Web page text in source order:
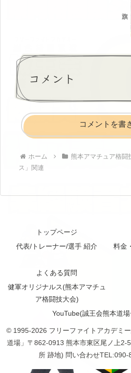
旗
コメント
コメントを書
ホーム
熊本アマチュア格闘
ス」関連
トップページ
代表/トレーナー/選手 紹介
料金
よくある質問
健軍オリジナルス(熊本アマチュ
ア格闘技大会)
YouTube(誠王会熊本道
© 1995-2026 フリーファイトアカデミ
道場」〒862-0913 熊本市東区尾ノ上2-
所 跡地) 問い合わせ